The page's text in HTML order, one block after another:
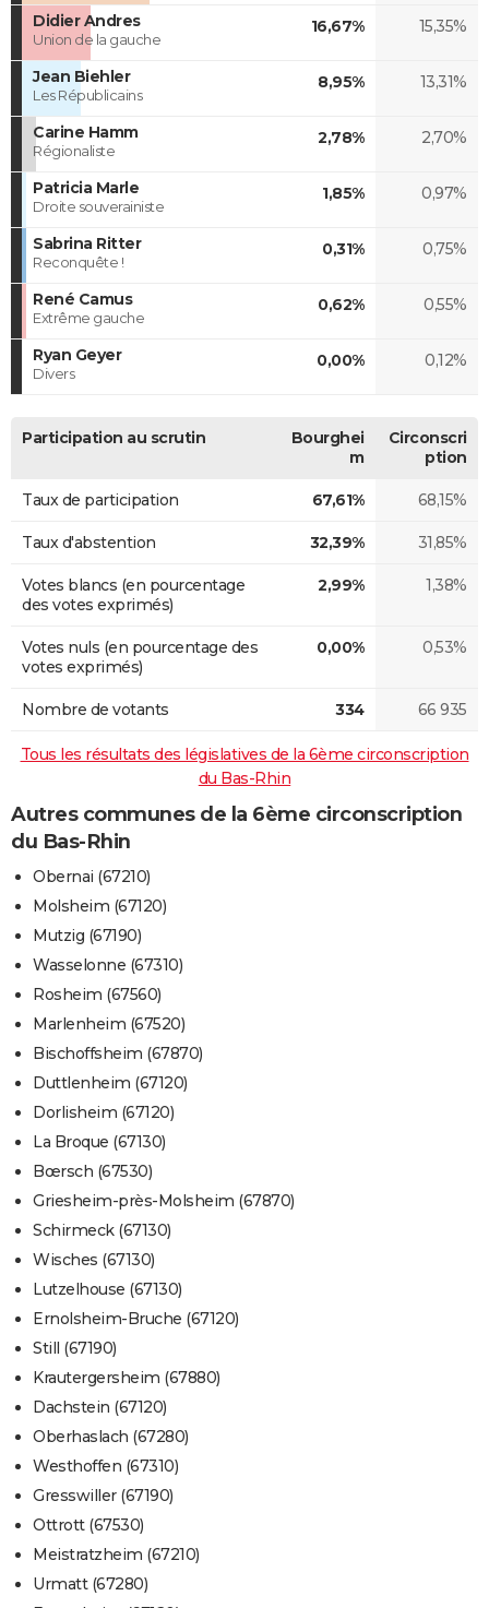
Didier Andres
Union de la gauche
16,67% 15,35%
Jean Biehler
Les Républicains
8,95% 13,31%
Carine Hamm
Régionaliste
2,78% 2,70%
Patricia Marle
Droite souverainiste
1,85% 0,97%
Sabrina Ritter
Reconquête !
0,31% 0,75%
René Camus
Extrême gauche
0,62% 0,55%
Ryan Geyer
Divers
0,00% 0,12%
Participation au scrutin
Bourghei
m
Circonscri
ption
Taux de participation 67,61% 68,15%
Taux d'abstention 32,39% 31,85%
Votes blancs (en pourcentage
des votes exprimés)
2,99% 1,38%
Votes nuls (en pourcentage des
votes exprimés)
0,00% 0,53%
Nombre de votants 334 66 935
Tous les résultats des législatives de la 6ème circonscription
du Bas-Rhin
Autres communes de la 6ème circonscription
du Bas-Rhin
Obernai (67210)
Molsheim (67120)
Mutzig (67190)
Wasselonne (67310)
Rosheim (67560)
Marlenheim (67520)
Bischoffsheim (67870)
Duttlenheim (67120)
Dorlisheim (67120)
La Broque (67130)
Bœrsch (67530)
Griesheim-près-Molsheim (67870)
Schirmeck (67130)
Wisches (67130)
Lutzelhouse (67130)
Ernolsheim-Bruche (67120)
Still (67190)
Krautergersheim (67880)
Dachstein (67120)
Oberhaslach (67280)
Westhoffen (67310)
Gresswiller (67190)
Ottrott (67530)
Meistratzheim (67210)
Urmatt (67280)